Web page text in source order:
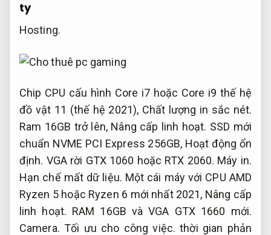
ty
Hosting.
Chip CPU cấu hình Core i7 hoặc Core i9 thế hệ
đồ vật 11 (thế hệ 2021), Chất lượng in sắc nét.
Ram 16GB trở lên, Nâng cấp linh hoạt. SSD mới
chuẩn NVME PCI Express 256GB, Hoạt động ổn
định. VGA rời GTX 1060 hoặc RTX 2060. Máy in.
Hạn chế mất dữ liệu. Một cái máy với CPU AMD
Ryzen 5 hoặc Ryzen 6 mới nhất 2021, Nâng cấp
linh hoạt. RAM 16GB và VGA GTX 1660 mới.
Camera. Tối ưu cho công việc. thời gian phản